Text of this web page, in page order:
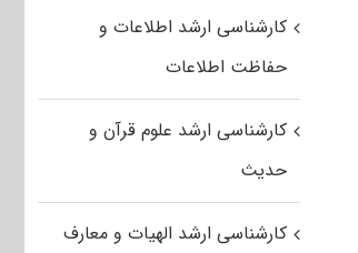
کارشناسی ارشد اطلاعات و
حفاظت اطلاعات
کارشناسی ارشد علوم قرآن و
حدیث
کارشناسی ارشد الهیات و معارف